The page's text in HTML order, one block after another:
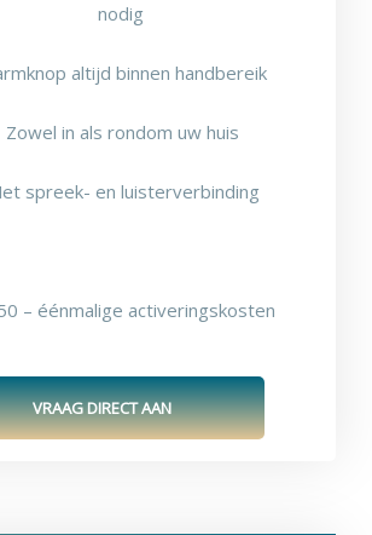
nodig
altijd binnen handbereik
Zowel in als rondom uw huis
spreek- en luisterverbinding
– éénmalige activeringskosten
VRAAG DIRECT AAN